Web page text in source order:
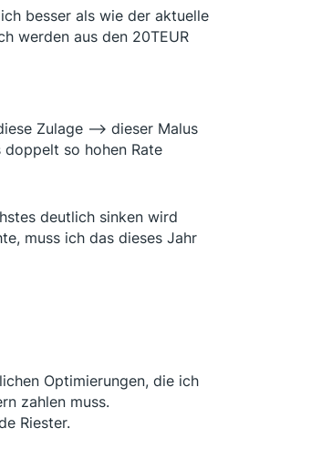
besser als wie der aktuelle
werden aus den 20TEUR
Zulage --> dieser Malus
so hohen Rate
deutlich sinken wird
muss ich das dieses Jahr
Optimierungen, die ich
zahlen muss.
Riester.